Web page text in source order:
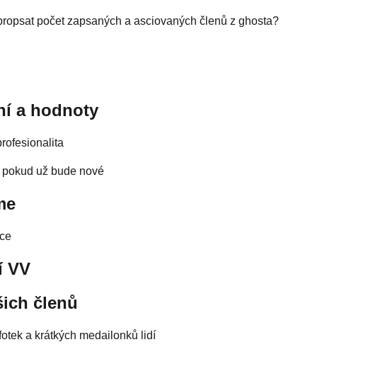
počet zapsaných a asciovaných členů z ghosta?
a hodnoty
už bude nové
VV
členů
a krátkých medailonků lidí